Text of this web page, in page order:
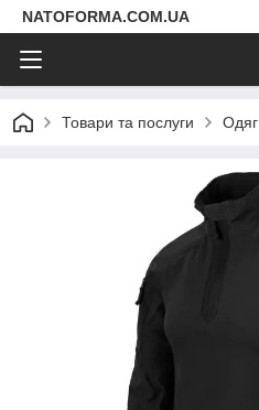
NATOFORMA.COM.UA
Товари та послуги Одяг